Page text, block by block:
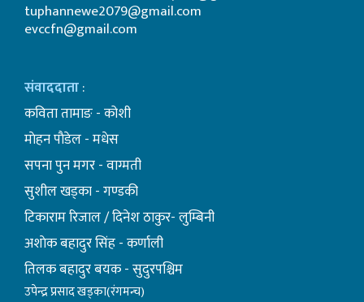
tuphannewe2079@gmail.com
evccfn@gmail.com
संवाददाता:
कविता तामाङ - कोशी
माेहन पाैडेल - मधेस
सपना पुन मगर - वाग्मती
सुशील खड्का - गण्डकी
टिकाराम रिजाल / दिनेश ठाकुर- लुम्बिनी
अशाेक बहादुर सिंह - कर्णाली
तिलक बहादुर बयक - सुदुरपश्चिम
उपेन्द्र प्रसाद खड्का(रंगमन्च)